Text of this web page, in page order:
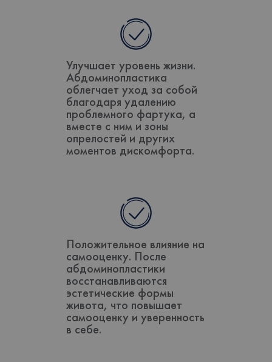
Улучшает уровень жизни.
Абдоминопластика
облегчает уход за собой
благодаря удалению
проблемного фартука, а
вместе с ним и зоны
опрелостей и других
моментов дискомфорта.
Положительное влияние на
самооценку. После
абдоминопластики
восстанавливаются
эстетические формы
живота, что повышает
самооценку и уверенность
в себе.